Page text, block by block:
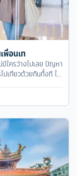
พื่อนเท
ใครว่างไปเลย ปัญหา
ปเที่ยวด้วยกันทั้งที ไม่
ห้ไม่ล่มกันดีกว่า ว่ามี